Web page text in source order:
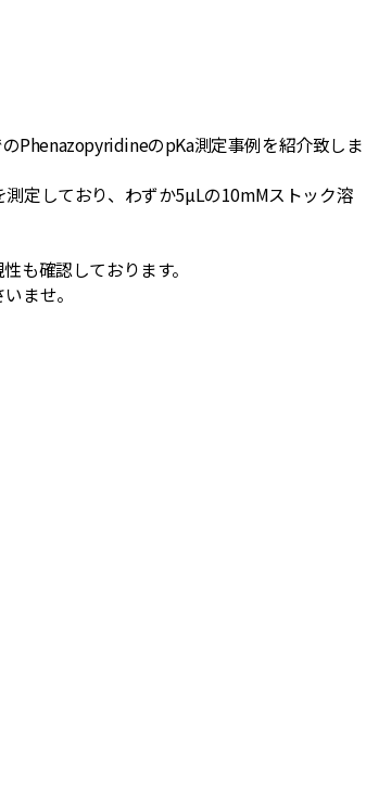
PhenazopyridineのpKa測定事例を紹介致しま
定しており、わずか5µLの10mMストック溶
も確認しております。
ませ。